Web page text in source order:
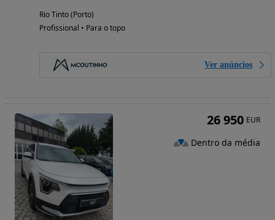
Rio Tinto (Porto)
Profissional • Para o topo
Ver anúncios
26 950 EUR
Dentro da média